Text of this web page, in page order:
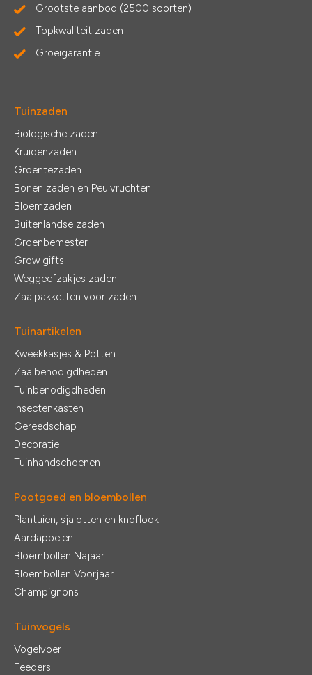
Grootste aanbod (2500 soorten)
Topkwaliteit zaden
Groeigarantie
Tuinzaden
Biologische zaden
Kruidenzaden
Groentezaden
Bonen zaden en Peulvruchten
Bloemzaden
Buitenlandse zaden
Groenbemester
Grow gifts
Weggeefzakjes zaden
Zaaipakketten voor zaden
Tuinartikelen
Kweekkasjes & Potten
Zaaibenodigdheden
Tuinbenodigdheden
Insectenkasten
Gereedschap
Decoratie
Tuinhandschoenen
Pootgoed en bloembollen
Plantuien, sjalotten en knoflook
Aardappelen
Bloembollen Najaar
Bloembollen Voorjaar
Champignons
Tuinvogels
Vogelvoer
Feeders